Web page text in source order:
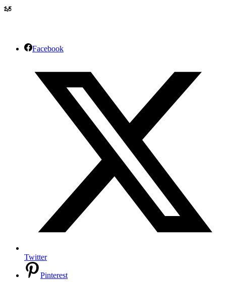
షేర్
Facebook
Twitter
Pinterest